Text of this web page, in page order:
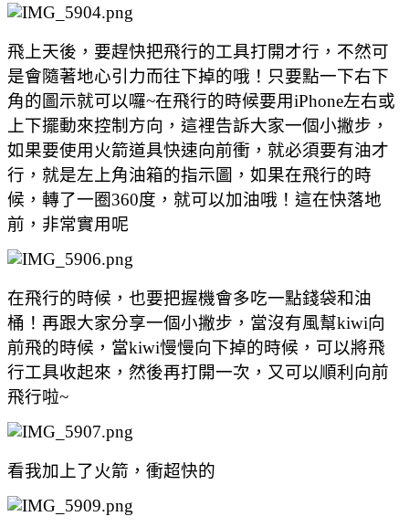
飛上天後，要趕快把飛行的工具打開才行，不然可
是會隨著地心引力而往下掉的哦！只要點一下右下
角的圖示就可以囉~在飛行的時候要用iPhone左右或
上下擺動來控制方向，這裡告訴大家一個小撇步，
如果要使用火箭道具快速向前衝，就必須要有油才
行，就是左上角油箱的指示圖，如果在飛行的時
候，轉了一圈360度，就可以加油哦！這在快落地
前，非常實用呢
在飛行的時候，也要把握機會多吃一點錢袋和油
桶！再跟大家分享一個小撇步，當沒有風幫kiwi向
前飛的時候，當kiwi慢慢向下掉的時候，可以將飛
行工具收起來，然後再打開一次，又可以順利向前
飛行啦~
看我加上了火箭，衝超快的